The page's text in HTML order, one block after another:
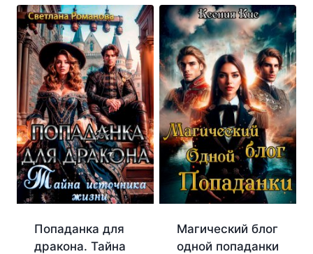
Попаданка для
дракона. Тайна
Магический блог
одной попаданки